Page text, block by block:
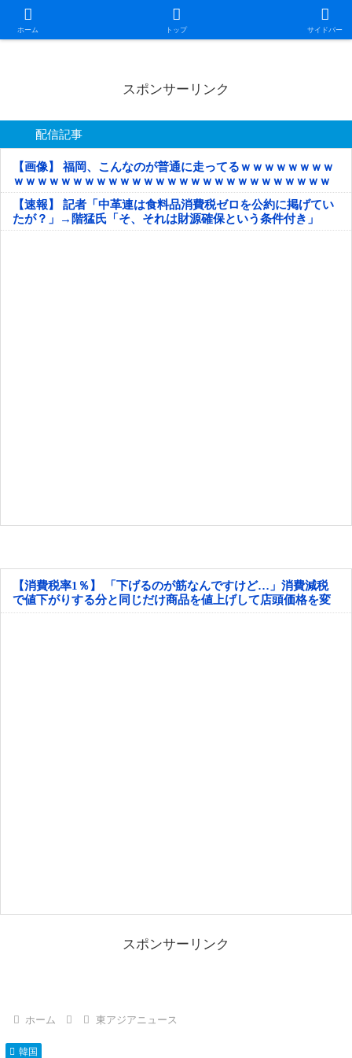
ホーム トップ サイドバー
日本第一！ニュース録
スポンサーリンク
配信記事
【画像】 福岡、こんなのが普通に走ってるｗｗｗｗｗｗｗｗ
ｗｗｗｗｗｗｗｗｗｗｗｗｗｗｗｗｗｗｗｗｗｗｗｗｗｗｗ
ｗｗｗｗｗ
【速報】 記者「中革連は食料品消費税ゼロを公約に掲げてい
たが？」→階猛氏「そ、それは財源確保という条件付き」
【消費税率1％】 「下げるのが筋なんですけど…」消費減税
で値下がりする分と同じだけ商品を値上げして店頭価格を変
えない店も
スポンサーリンク
ホーム 東アジアニュース
韓国